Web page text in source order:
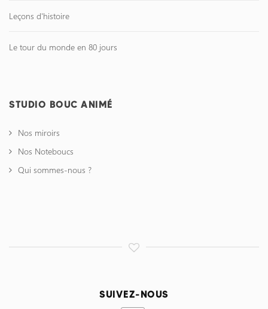
Leçons d'histoire
Le tour du monde en 80 jours
STUDIO BOUC ANIMÉ
Nos miroirs
Nos Noteboucs
Qui sommes-nous ?
SUIVEZ-NOUS